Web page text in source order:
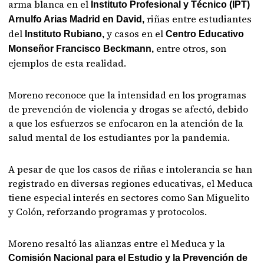
arma blanca en el Instituto Profesional y Técnico (IPT)
Arnulfo Arias Madrid en David,riñas entre estudiantes
del Instituto Rubiano, y casos en el Centro Educativo
Monseñor Francisco Beckmann, entre otros, son
ejemplos de esta realidad.
Moreno reconoce que la intensidad en los programas
de prevención de violencia y drogas se afectó, debido
a que los esfuerzos se enfocaron en la atención de la
salud mental de los estudiantes por la pandemia.
A pesar de que los casos de riñas e intolerancia se han
registrado en diversas regiones educativas, el Meduca
tiene especial interés en sectores como San Miguelito
y Colón, reforzando programas y protocolos.
Moreno resaltó las alianzas entre el Meduca y la
Comisión Nacional para el Estudio y la Prevención de